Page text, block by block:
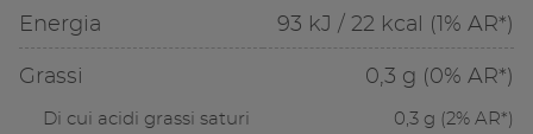
Energia 93 kJ / 22 kcal (1% AR*)
Grassi 0,3 g (0% AR*)
Di cui acidi grassi saturi 0,3 g (2% AR*)